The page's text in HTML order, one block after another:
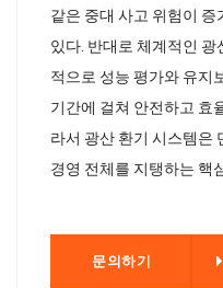
같은 중대 사고 위험이
있다. 반대로 체계적인
적으로 성능 평가와 유지
기간에 걸쳐 안전하고 효
라서 광산 환기 시스템은
경영 전체를 지탱하는 핵
문의하기